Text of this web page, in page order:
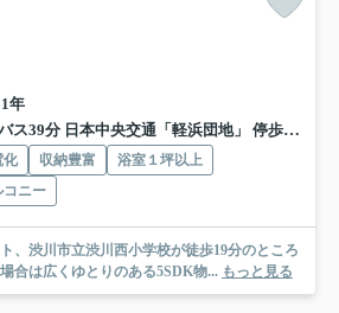
年
39分 日本中央交通「軽浜団地」 停歩2分
化 収納豊富
浴室１坪以上
コニー
、渋川市立渋川西小学校が徒歩19分のところ
合は広くゆとりのある5SDK物... もっと見る